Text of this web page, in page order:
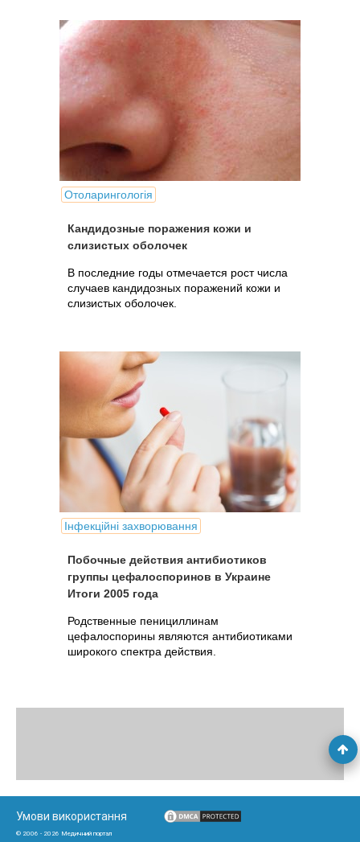
Отоларингологія
Кандидозные поражения кожи и
слизистых оболочек
В последние годы отмечается рост числа
случаев кандидозных поражений кожи и
слизистых оболочек.
Інфекційні захворювання
Побочные действия антибиотиков
группы цефалоспоринов в Украине
Итоги 2005 года
Родственные пенициллинам
цефалоспорины являются антибиотиками
широкого спектра действия.
Умови використання
© 2006 - 2026 Медичний портал